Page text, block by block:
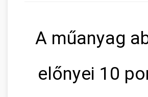
A műanyag
előnyei 10